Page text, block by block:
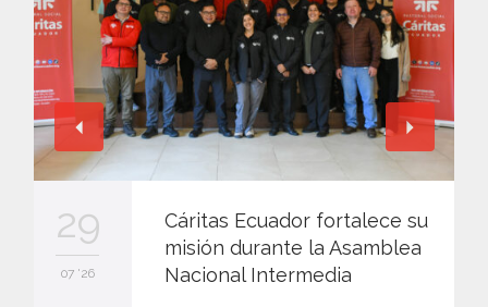
29
07 '26
Cáritas Ecuador fortalece su
misión durante la Asamblea
Nacional Intermedia